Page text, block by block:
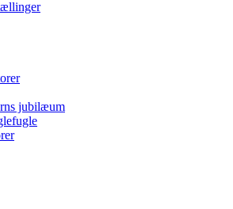
jubilæum